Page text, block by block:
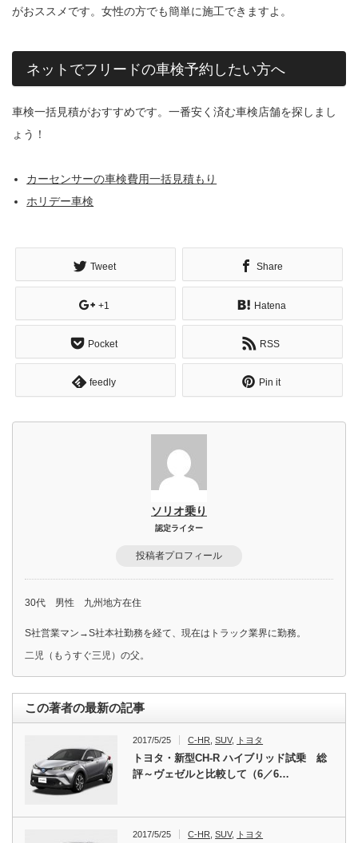
がおススメです。女性の方でも簡単に施工できますよ。
ネットでフリードの車検予約したい方へ
車検一括見積がおすすめです。一番安く済む車検店舗を探しまし
ょう！
カーセンサーの車検費用一括見積もり
ホリデー車検
Tweet Share
+1 Hatena
Pocket RSS
feedly Pin it
ソリオ乗り
認定ライター
投稿者プロフィール
30代 男性 九州地方在住
S社営業マン→S社本社勤務を経て、現在はトラック業界に勤務。
二児（もうすぐ三児）の父。
この著者の最新の記事
2017/5/25 C-HR ,SUV, トヨタ
トヨタ・新型CH-R ハイブリッド試乗 総
評～ヴェゼルと比較して（6／6…
2017/5/25 C-HR ,SUV, トヨタ